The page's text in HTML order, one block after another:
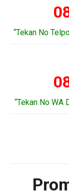
“Tekan No
“Tekan No WA